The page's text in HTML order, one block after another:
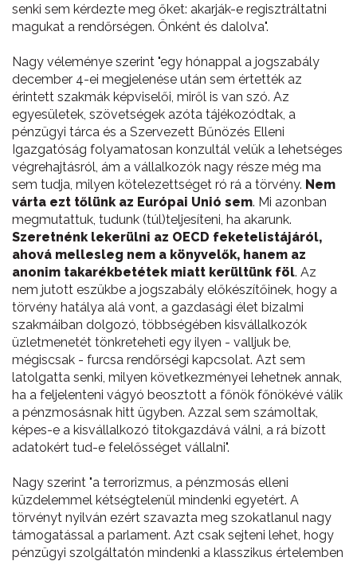
senki sem kérdezte meg őket: akarják-e regisztráltatni
magukat a rendőrségen. Önként és dalolva".
Nagy véleménye szerint "egy hónappal a jogszabály
december 4-ei megjelenése után sem értették az
érintett szakmák képviselői, miről is van szó. Az
egyesületek, szövetségek azóta tájékozódtak, a
pénzügyi tárca és a Szervezett Bűnözés Elleni
Igazgatóság folyamatosan konzultál velük a lehetséges
végrehajtásról, ám a vállalkozók nagy része még ma
sem tudja, milyen kötelezettséget ró rá a törvény. Nem
várta ezt tőlünk az Európai Unió sem. Mi azonban
megmutattuk, tudunk (túl)teljesíteni, ha akarunk.
Szeretnénk lekerülni az OECD feketelistájáról,
ahová mellesleg nem a könyvelők, hanem az
anonim takarékbetétek miatt kerültünk föl. Az
nem jutott eszükbe a jogszabály előkészítőinek, hogy a
törvény hatálya alá vont, a gazdasági élet bizalmi
szakmáiban dolgozó, többségében kisvállalkozók
üzletmenetét tönkreteheti egy ilyen - valljuk be,
mégiscsak - furcsa rendőrségi kapcsolat. Azt sem
latolgatta senki, milyen következményei lehetnek annak,
ha a feljelenteni vágyó beosztott a főnök főnökévé válik
a pénzmosásnak hitt ügyben. Azzal sem számoltak,
képes-e a kisvállalkozó titokgazdává válni, a rá bízott
adatokért tud-e felelősséget vállalni".
Nagy szerint "a terrorizmus, a pénzmosás elleni
küzdelemmel kétségtelenül mindenki egyetért. A
törvényt nyilván ezért szavazta meg szokatlanul nagy
támogatással a parlament. Azt csak sejteni lehet, hogy
pénzügyi szolgáltatón mindenki a klasszikus értelemben